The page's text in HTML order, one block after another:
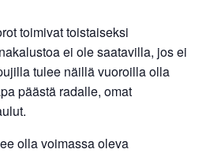
toimivat toistaiseksi
ei ole saatavilla, jos ei
tulee näillä vuoroilla olla
päästä radalle, omat
olla voimassa oleva